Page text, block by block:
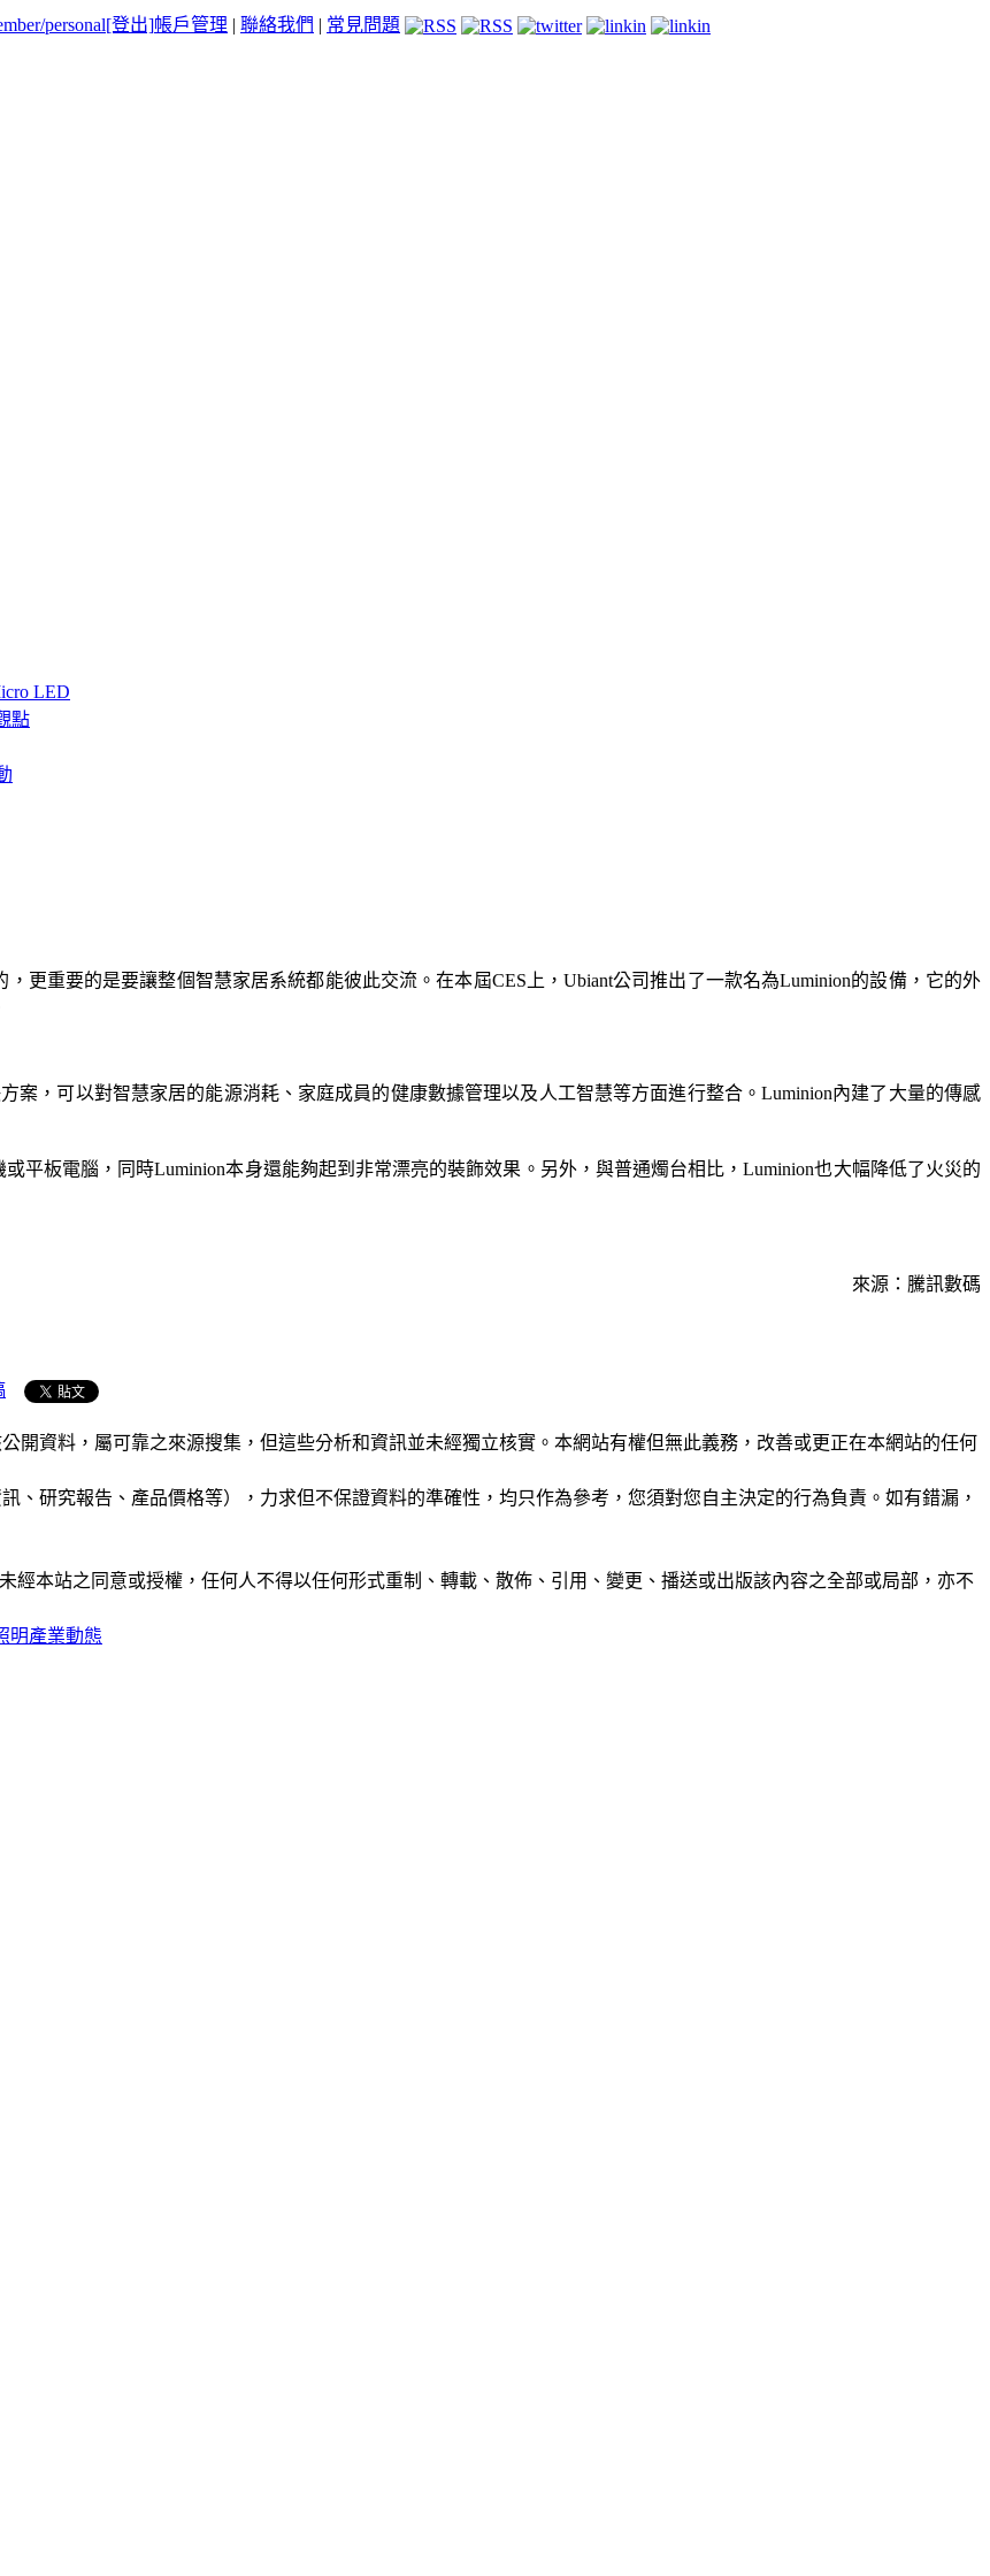
personal[登出]帳戶管理 | 聯絡我們 | 常見問題
LED
點
更重要的是要讓整個智慧家居系統都能彼此交流。在本屆CES上，Ubiant公司推出了一款名為Luminion的設備，它的外
案，可以對智慧家居的能源消耗、家庭成員的健康數據管理以及人工智慧等方面進行整合。Luminion內建了大量的傳感
平板電腦，同時Luminion本身還能夠起到非常漂亮的裝飾效果。另外，與普通燭台相比，Luminion也大幅降低了火災的
來源：騰訊數碼
開資料，屬可靠之來源搜集，但這些分析和資訊並未經獨立核實。本網站有權但無此義務，改善或更正在本網站的任何
、研究報告、產品價格等），力求但不保證資料的準確性，均只作為參考，您須對您自主決定的行為負責。如有錯漏，
經本站之同意或授權，任何人不得以任何形式重制、轉載、散佈、引用、變更、播送或出版該內容之全部或局部，亦不
明產業動態